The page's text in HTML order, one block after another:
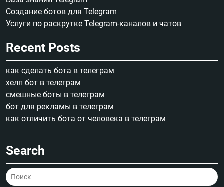
Создание ботов для Telegram
Услуги по раскрутке Telegram-каналов и чатов
Recent Posts
как сделать бота в телеграм
хелп бот в телеграм
смешные боты в телеграм
бот для рекламы в телеграм
как отличить бота от человека в телеграм
Search